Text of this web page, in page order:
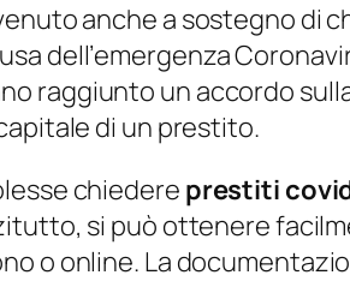
anche a sostegno di
dell’emergenza
raggiunto un accordo
di un prestito.
chiedere prestiti
si può ottenere
o online. La